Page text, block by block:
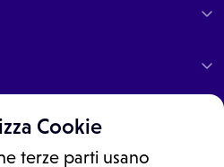
Cookie
terze parti usano